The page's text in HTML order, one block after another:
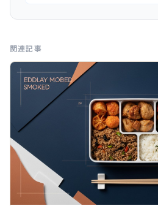
関連記事